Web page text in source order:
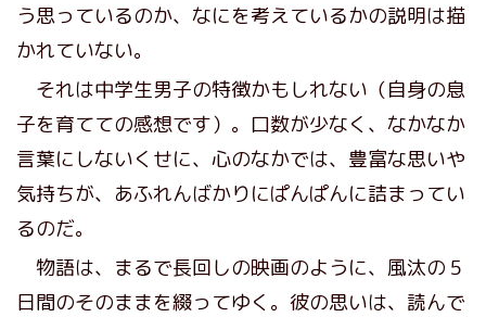
う思っているのか、なにを考えているかの説明は描
かれていない。
それは中学生男子の特徴かもしれない（自身の息
子を育てての感想です）。口数が少なく、なかなか
言葉にしないくせに、心のなかでは、豊富な思いや
気持ちが、あふれんばかりにぱんぱんに詰まってい
るのだ。
物語は、まるで長回しの映画のように、風汰の５
日間のそのままを綴ってゆく。彼の思いは、読んで